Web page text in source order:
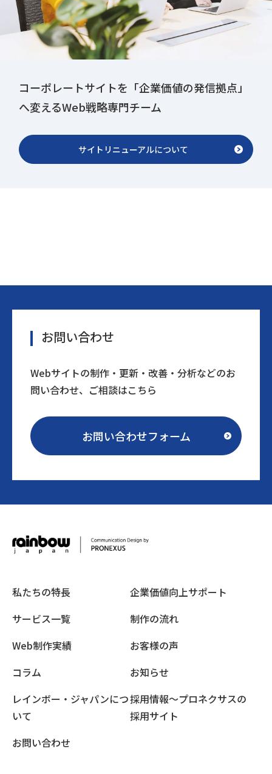
コーポレートサイトを「企業価値の発信拠点」
へ変えるWeb戦略専門チーム
サイトリニューアルについて
お問い合わせ
Webサイトの制作・更新・改善・分析などのお
問い合わせ、ご相談はこちら
お問い合わせフォーム
私たちの特長
企業価値向上サポート
サービス一覧
制作の流れ
Web制作実績
お客様の声
コラム
お知らせ
レインボー・ジャパンにつ
いて
採用情報〜プロネクサスの
採用サイト
お問い合わせ